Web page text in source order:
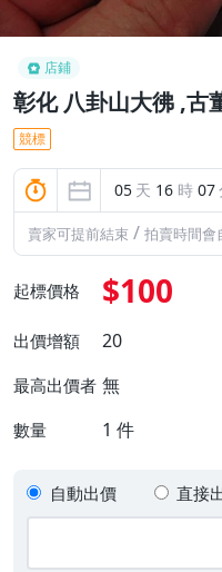
店鋪
彰化 八卦山大彿 ,古
競標
05 天 16 時 07
賣家可提前結束 / 拍賣時間會
起標價格 $100
出價增額 20
最高出價者 無
數量 1 件
自動出價 直接